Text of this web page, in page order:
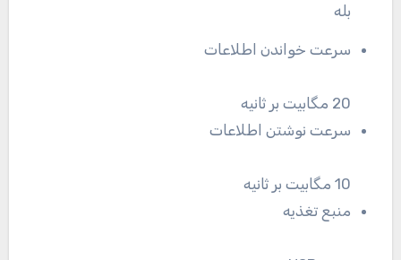
بله
سرعت خواندن اطلاعات
20 مگابیت بر ثانیه
سرعت نوشتن اطلاعات
10 مگابیت بر ثانیه
منبع تغذیه